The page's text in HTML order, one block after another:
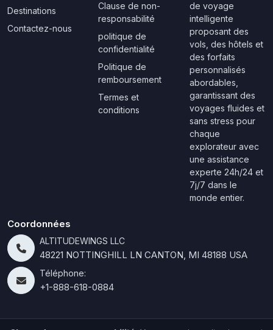
Destinations
Contactez-nous
Clause de non-
responsabilité
politique de
confidentialité
Politique de
remboursement
Termes et
conditions
de voyage
intelligente
proposant des
vols, des hôtels et
des forfaits
personnalisés
abordables,
garantissant des
voyages fluides et
sans stress pour
chaque
explorateur avec
une assistance
experte 24h/24 et
7j/7 dans le
monde entier.
Coordonnées
ALTITUDEWINGS LLC
48221 NOTTINGHILL LN CANTON, MI 48188 USA
Téléphone:
+1-888-618-0884